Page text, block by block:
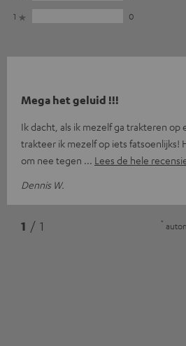
1
0
Mega het geluid !!!
Ik dacht, als ik mezelf ga trakteren op
trakteer ik mezelf op iets fatsoenlijks!
om nee tegen
Lees de hele
Dennis W.
1 / 1 *